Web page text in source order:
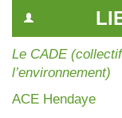
Le CADE
l’environnement)
ACE Hendaye